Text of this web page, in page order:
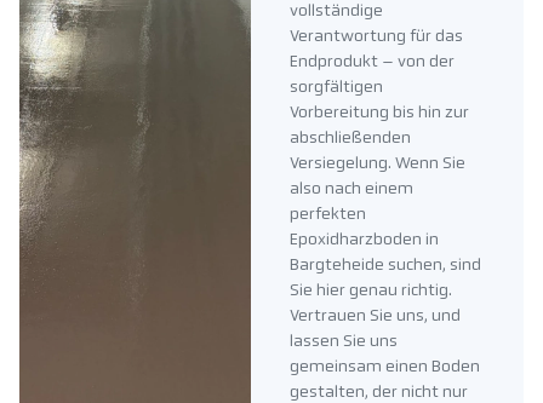
vollständige
Verantwortung für das
Endprodukt – von der
sorgfältigen
Vorbereitung bis hin zur
abschließenden
Versiegelung. Wenn Sie
also nach einem
perfekten
Epoxidharzboden in
Bargteheide suchen, sind
Sie hier genau richtig.
Vertrauen Sie uns, und
lassen Sie uns
gemeinsam einen Boden
gestalten, der nicht nur